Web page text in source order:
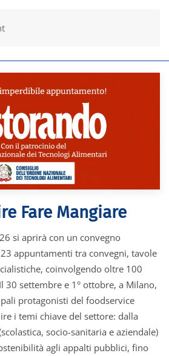
Fare Mangiare
si aprirà con un convegno
appuntamenti tra convegni, tavole
coinvolgendo oltre 100
30 settembre e 1° ottobre, a Milano,
protagonisti del foodservice
i temi chiave del settore: dalla
socio-sanitaria e aziendale)
agli appalti pubblici, fino